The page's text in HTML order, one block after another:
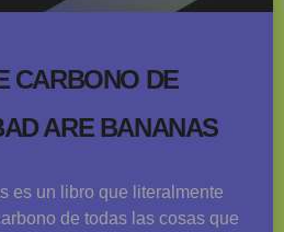
CARBONO DE
ARE BANANAS
es un libro que literalmente
de todas las cosas que